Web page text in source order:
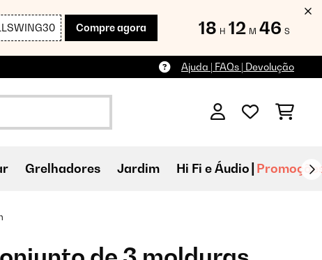
Compre agora 18 H 12 M 45 S
Ajuda | FAQs | Devolução
Grelhadores Jardim Hi Fi e Áudio